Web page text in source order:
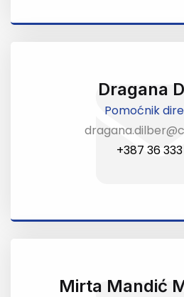
Dragana
Pomoćnik
+387 36 333
Mirta Mandić